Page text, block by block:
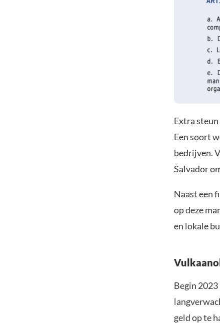
Extra
Een soort
bedrijven.
Salvador
Naast een
op deze
en lokale
Begin
geld op te